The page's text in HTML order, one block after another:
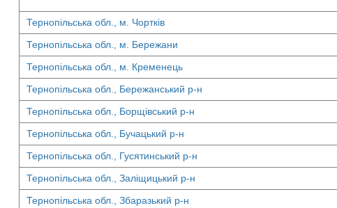
Тернопільська обл., м. Чортків
Тернопільська обл., м. Бережани
Тернопільська обл., м. Кременець
Тернопільська обл., Бережанський р-н
Тернопільська обл., Борщівський р-н
Тернопільська обл., Бучацький р-н
Тернопільська обл., Гусятинський р-н
Тернопільська обл., Заліщицький р-н
Тернопільська обл., Збаразький р-н